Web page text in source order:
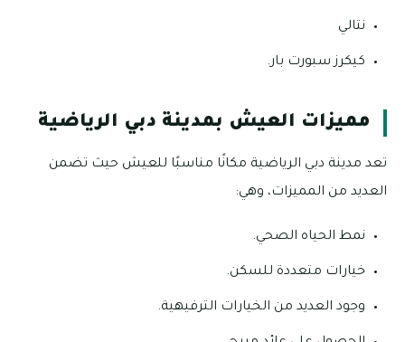
نتالي
كيكرز سبورت بار.
مميزات العيش بمدينة دبي الرياضية
تعد مدينة دبي الرياضية مكانًا مناسبًا للعيش حيث تضمن
العديد من المميزات، وهي:
نمط الحياه الصحي.
خيارات متعددة للسكن.
وجود العديد من الخيارات الترفيهية.